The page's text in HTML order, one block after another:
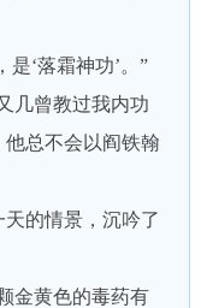
‘落霜神功’。”
曾教过我内功
总不会以阎铁翰
的情景，沉吟了
黄色的毒药有